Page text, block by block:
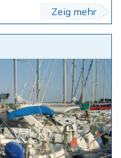
Zeig mehr